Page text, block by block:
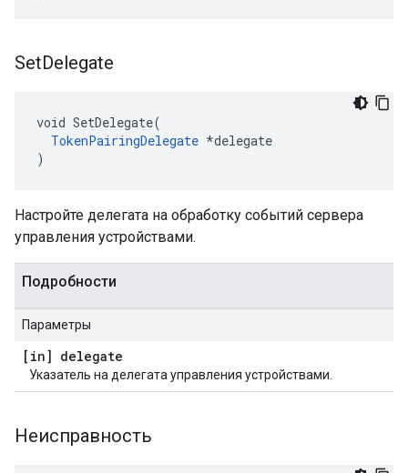
SetDelegate
void SetDelegate(
TokenPairingDelegate *delegate
)
Настройте делегата на обработку событий сервера
управления устройствами.
Подробности
Параметры
[in] delegate
Указатель на делегата управления устройствами.
Неисправность